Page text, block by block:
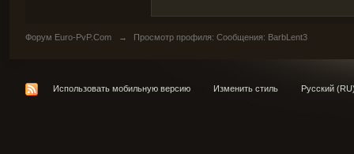
Форум Euro-PvP.Com → Просмотр профиля: Сообщения: BarbLent3
Использовать мобильную версию Изменить стиль Русский